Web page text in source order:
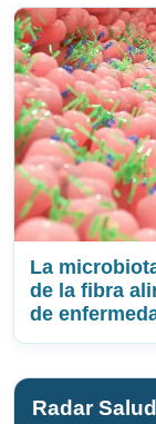
La
de la fibra
de
Radar Salud